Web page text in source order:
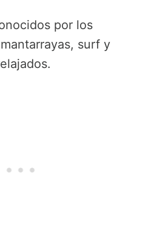
por los
surf y